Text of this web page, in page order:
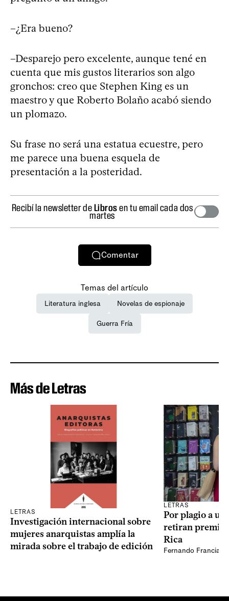
–¿Era bueno?
–Desparejo pero excelente, aunque tené en
cuenta que mis gustos literarios son algo
gronchos: creo que Stephen King es un
maestro y que Roberto Bolaño acabó siendo
un plomazo.
Su frase no será una estatua ecuestre, pero
me parece una buena esquela de
presentación a la posteridad.
Recibí la newsletter deLibrosen tu email cada dos
martes
Comentar
Temas del artículo
Literatura inglesa Novelas de espionaje
Guerra Fría
Más de Letras
LETRAS
Investigación internacional sobre
mujeres anarquistas amplía la
mirada sobre el trabajo de edición
LETRAS
Por plagio a
retiran premio
Rica
Fernando Francia,